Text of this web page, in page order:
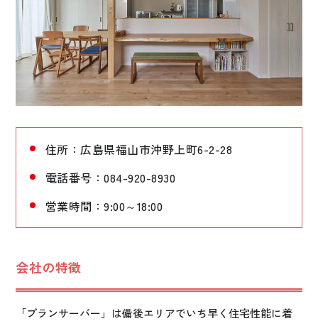
住所：広島県福山市沖野上町6-2-28
電話番号：084-920-8930
営業時間：9:00～18:00
会社の特徴
「プランサーバー」は備後エリアでいち早く住宅性能に着